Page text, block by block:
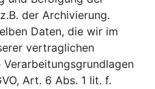
der Archivierung.
Daten, die wir im
vertraglichen
Art. 6 Abs. 1 lit. f.